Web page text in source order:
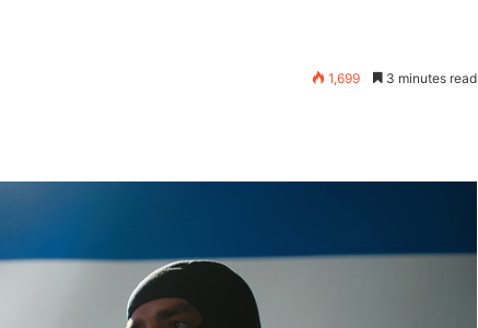
1,699 3 minutes read